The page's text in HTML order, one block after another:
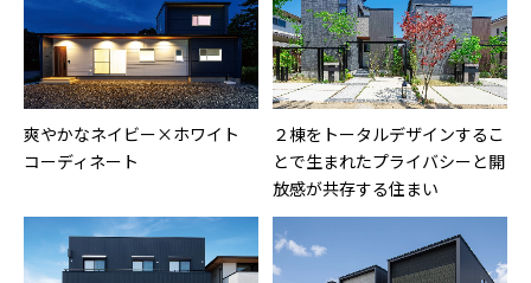
爽やかなネイビー×ホワイト
コーディネート
２棟をトータルデザインするこ
とで生まれたプライバシーと開
放感が共存する住まい